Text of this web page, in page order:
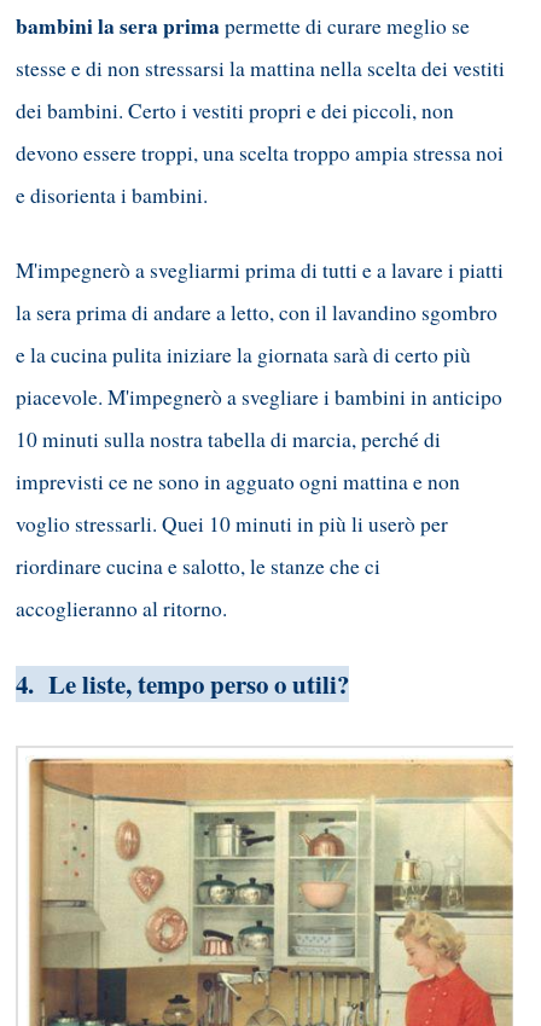
bambini la sera primapermette di curare meglio se
stesse e di non stressarsi la mattina nella scelta dei vestiti
dei bambini. Certo i vestiti propri e dei piccoli, non
devono essere troppi, una scelta troppo ampia stressa noi
e disorienta i bambini.
M'impegnerò a svegliarmi prima di tutti e a lavare i piatti
la sera prima di andare a letto, con il lavandino sgombro
e la cucina pulita iniziare la giornata sarà di certo più
piacevole. M'impegnerò a svegliare i bambini in anticipo
10 minuti sulla nostra tabella di marcia, perché di
imprevisti ce ne sono in agguato ogni mattina e non
voglio stressarli. Quei 10 minuti in più li userò per
riordinare cucina e salotto, le stanze che ci
accoglieranno al ritorno.
4. Le liste, tempo perso o utili?